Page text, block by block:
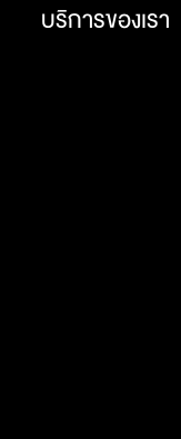
บริการของเรา